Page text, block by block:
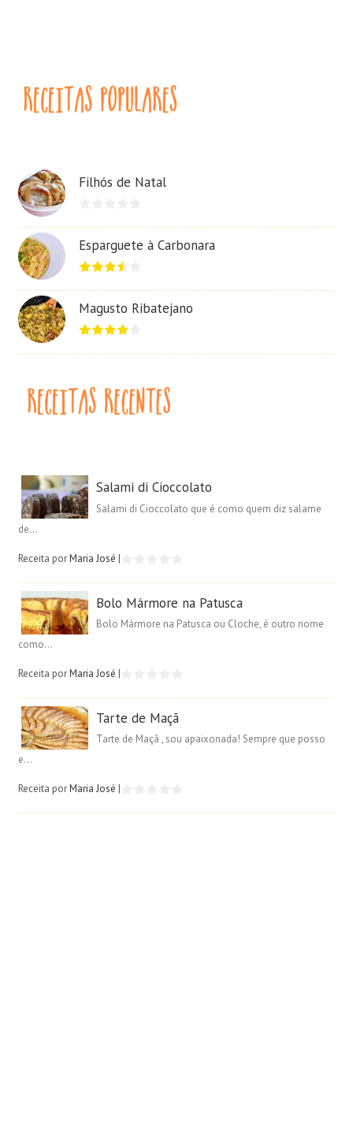
Filhós de Natal
Esparguete à Carbonara
Magusto Ribatejano
Salami di Cioccolato
Salami di Cioccolato que é como quem diz salame
de...
Receita porMaria José |
Bolo Mármore na Patusca
Bolo Mármore na Patusca ou Cloche, é outro nome
como...
Receita porMaria José |
Tarte de Maçã
Tarte de Maçã , sou apaixonada! Sempre que posso
e...
Receita porMaria José |